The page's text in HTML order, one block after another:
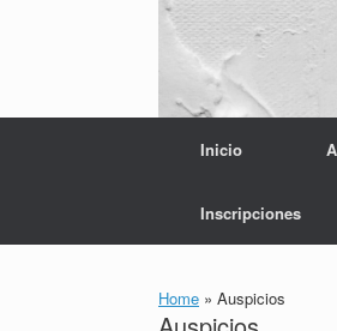
Inicio
Inscripciones
Home » Auspicios